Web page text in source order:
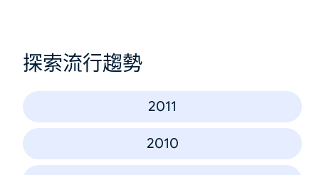
探索流行趨勢
2011
2010